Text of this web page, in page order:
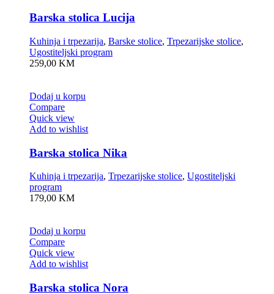
Barska stolica Lucija
Kuhinja i trpezarija, Barske stolice, Trpezarijske stolice,
Ugostiteljski program
259,00 KM
Dodaj u korpu
Compare
Quick view
Add to wishlist
Barska stolica Nika
Kuhinja i trpezarija, Trpezarijske stolice, Ugostiteljski
program
179,00 KM
Dodaj u korpu
Compare
Quick view
Add to wishlist
Barska stolica Nora